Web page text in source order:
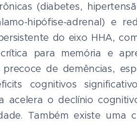
(diabetes,
hipófise-adrenal) e
do eixo HHA,
para memória e
de demências,
cognitivos
acelera o declínio
Também existe uma